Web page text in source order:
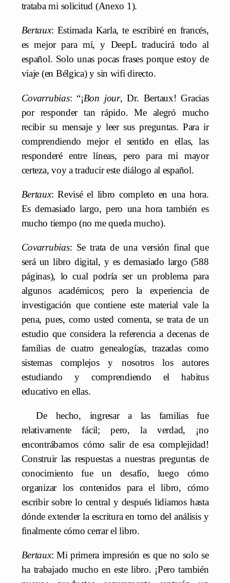
trataba mi solicitud (Anexo 1).
Bertaux: Estimada Karla, te escribiré en francés,
es mejor para mí, y DeepL traducirá todo al
español. Solo unas pocas frases porque estoy de
viaje (en Bélgica) y sin wifi directo.
Covarrubias: “¡Bon jour, Dr. Bertaux! Gracias
por responder tan rápido. Me alegró mucho
recibir su mensaje y leer sus preguntas. Para ir
comprendiendo mejor el sentido en ellas, las
responderé entre líneas, pero para mi mayor
certeza, voy a traducir este diálogo al español.
Bertaux: Revisé el libro completo en una hora.
Es demasiado largo, pero una hora también es
mucho tiempo (no me queda mucho).
Covarrubias: Se trata de una versión final que
será un libro digital, y es demasiado largo (588
páginas), lo cual podría ser un problema para
algunos académicos; pero la experiencia de
investigación que contiene este material vale la
pena, pues, como usted comenta, se trata de un
estudio que considera la referencia a decenas de
familias de cuatro genealogías, trazadas como
sistemas complejos y nosotros los autores
estudiando y comprendiendo el habitus
educativo en ellas.
De hecho, ingresar a las familias fue
relativamente fácil; pero, la verdad, ¡no
encontrábamos cómo salir de esa complejidad!
Construir las respuestas a nuestras preguntas de
conocimiento fue un desafío, luego cómo
organizar los contenidos para el libro, cómo
escribir sobre lo central y después lidiamos hasta
dónde extender la escritura en torno del análisis y
finalmente cómo cerrar el libro.
Bertaux: Mi primera impresión es que no solo se
ha trabajado mucho en este libro. ¡Pero también